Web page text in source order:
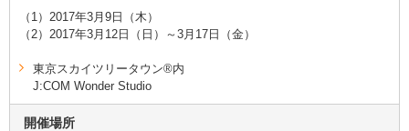
（1）2017年3月9日（木）
（2）2017年3月12日（日）～3月17日（金）
東京スカイツリータウン®内
J:COM Wonder Studio
開催場所